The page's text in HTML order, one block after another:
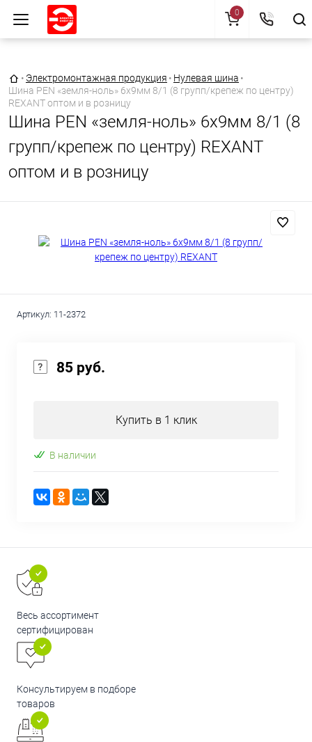
Главная страница
• Электромонтажная продукция • Нулевая шина •
Шина PEN «земля-ноль» 6х9мм 8/1 (8 групп/крепеж по центру)
REXANT оптом и в розницу
Шина PEN «земля-ноль» 6х9мм 8/1 (8
групп/крепеж по центру) REXANT
оптом и в розницу
Артикул: 11-2372
85 руб.
Купить в 1 клик
В наличии
Весь ассортимент
сертифицирован
Консультируем в подборе
товаров
0